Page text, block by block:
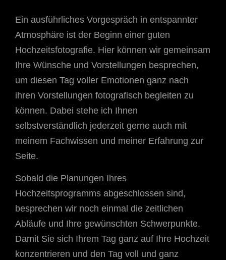
Ein ausführliches Vorgespräch in entspannter
Atmosphäre ist der Beginn einer guten
Hochzeitsfotografie. Hier können wir gemeinsam
Ihre Wünsche und Vorstellungen besprechen,
um diesen Tag voller Emotionen ganz nach
ihren Vorstellungen fotografisch begleiten zu
können. Dabei stehe ich Ihnen
selbstverständlich jederzeit gerne auch mit
meinem Fachwissen und meiner Erfahrung zur
Seite.
Sobald die Planungen Ihres
Hochzeitsprogramms abgeschlossen sind,
besprechen wir noch einmal die zeitlichen
Abläufe und Ihre gewünschten Schwerpunkte.
Damit Sie sich Ihrem Tag ganz auf Ihre Hochzeit
konzentrieren und den Tag voll und ganz